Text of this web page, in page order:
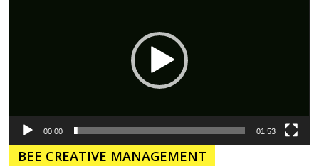
00:00 01:53
BEE CREATIVE MANAGEMENT